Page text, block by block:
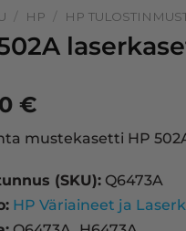
/ HP / HP
€
mustekasetti HP
(SKU): Q6473A
HP Väriaineet ja